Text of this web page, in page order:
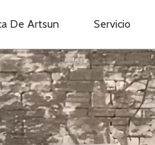
De Artsun Servicio